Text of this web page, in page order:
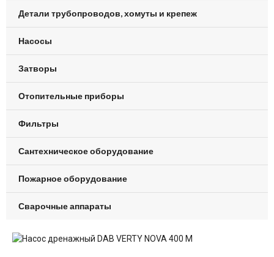
Детали трубопроводов, хомуты и крепеж
Насосы
Затворы
Отопительные приборы
Фильтры
Сантехническое оборудование
Пожарное оборудование
Сварочные аппараты